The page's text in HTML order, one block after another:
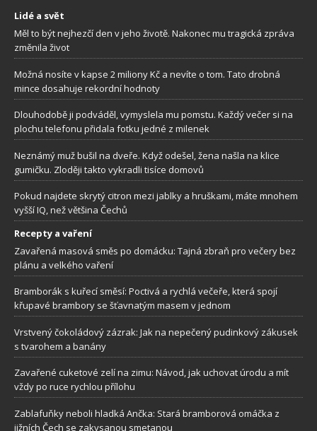
Lidé a svět
Měl to být nejhezčí den v jeho životě. Nakonec mu tragická zpráva
změnila život
Možná nosíte v kapse 2 miliony Kč a nevíte o tom. Tato drobná
mince dosahuje rekordní hodnoty
Dlouhodobě ji podváděl, vymyslela mu pomstu. Každý večer si na
plochu telefonu přidala fotku jedné z milenek
Neznámý muž bušil na dveře. Když odešel, žena našla na klice
gumičku. Zloději takto vykradli tisíce domovů
Pokud najdete skrytý citron mezi jablky a hruškami, máte mnohem
vyšší IQ, než většina Čechů
Recepty a vaření
Zavařená masová směs po domácku: Tajná zbraň pro večery bez
plánu a velkého vaření
Bramborák s kuřecí směsí: Poctivá a rychlá večeře, která spojí
křupavé brambory se šťavnatým masem v jednom
Vrstvený čokoládový zázrak: Jak na nepečený pudinkový zákusek
s tvarohem a banány
Zavařené cuketové zelí na zimu: Návod, jak uchovat úrodu a mít
vždy po ruce rychlou přílohu
Zablafuňky neboli hladká Ančka: Stará bramborová omáčka z
jižních Čech se zakysanou smetanou